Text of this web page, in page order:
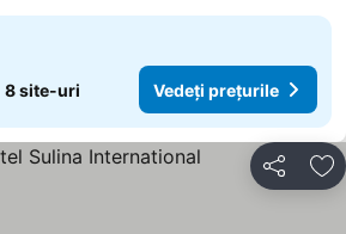
8 site-uri Vedeți prețurile
Distribuiți